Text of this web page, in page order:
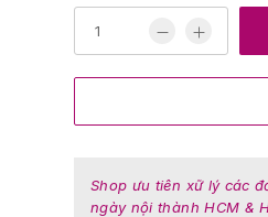
Shop ưu tiên xữ lý các
ngày nội thành HCM &